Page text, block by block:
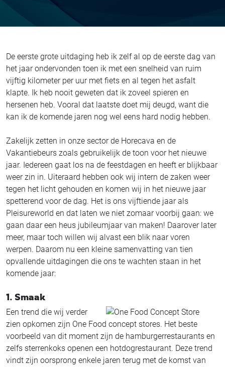
De eerste grote uitdaging heb ik zelf al op de eerste dag van
het jaar ondervonden toen ik met een snelheid van ruim
vijftig kilometer per uur met fiets en al tegen het asfalt
klapte. Ik heb nooit geweten dat ik zoveel spieren en
hersenen heb. Vooral dat laatste doet mij deugd, want die
kan ik de komende jaren nog wel eens hard nodig hebben.
Zakelijk zetten in onze sector de Horecava en de
Vakantiebeurs zoals gebruikelijk de toon voor het nieuwe
jaar. Iedereen gaat los na de feestdagen en heeft er blijkbaar
weer zin in. Uiteraard hebben ook wij intern de zaken weer
tegen het licht gehouden en komen wij in het nieuwe jaar
spetterend voor de dag. Het is ons vijftiende jaar als
Pleisureworld en dat laten we niet zomaar voorbij gaan: we
gaan daar een heus jubileumjaar van maken! Daarover later
meer, maar toch willen wij alvast een blik naar voren
werpen. Daarom nu een kleine samenvatting van tien
opvallende uitdagingen die ons te wachten staan in het
komende jaar:
1. Smaak
Een trend die wij verder
zien opkomen zijn One Food concept stores. Het beste
voorbeeld van dit moment zijn de hamburgerrestaurants en
zelfs sterrenkoks openen een hotdogrestaurant. Deze trend
vindt zijn oorsprong enkele jaren terug met de komst van